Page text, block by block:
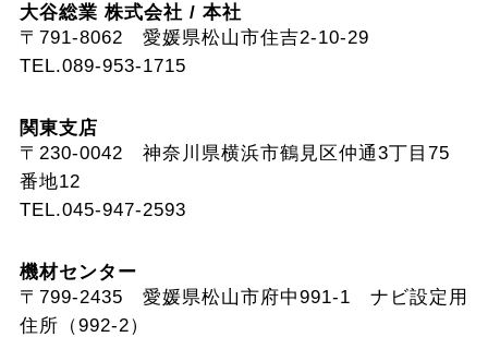
大谷総業 株式会社 / 本社
〒791-8062 愛媛県松山市住吉2-10-29
TEL.089-953-1715
関東支店
〒230-0042 神奈川県横浜市鶴見区仲通3丁目75
番地12
TEL.045-947-2593
機材センター
〒799-2435 愛媛県松山市府中991-1 ナビ設定用
住所（992-2）